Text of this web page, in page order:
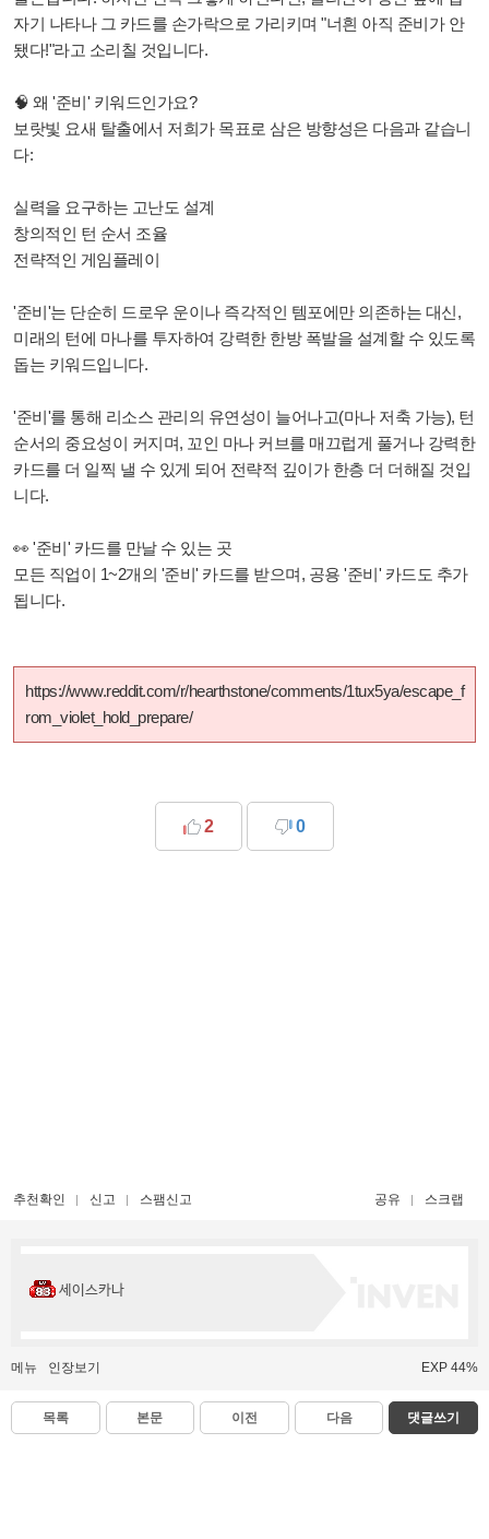
자기 나타나 그 카드를 손가락으로 가리키며 "너흰 아직 준비가 안
됐다!"라고 소리칠 것입니다.
🧠 왜 '준비' 키워드인가요?
보랏빛 요새 탈출에서 저희가 목표로 삼은 방향성은 다음과 같습니
다:
실력을 요구하는 고난도 설계
창의적인 턴 순서 조율
전략적인 게임플레이
'준비'는 단순히 드로우 운이나 즉각적인 템포에만 의존하는 대신,
미래의 턴에 마나를 투자하여 강력한 한방 폭발을 설계할 수 있도록
돕는 키워드입니다.
'준비'를 통해 리소스 관리의 유연성이 늘어나고(마나 저축 가능), 턴
순서의 중요성이 커지며, 꼬인 마나 커브를 매끄럽게 풀거나 강력한
카드를 더 일찍 낼 수 있게 되어 전략적 깊이가 한층 더 더해질 것입
니다.
👀 '준비' 카드를 만날 수 있는 곳
모든 직업이 1~2개의 '준비' 카드를 받으며, 공용 '준비' 카드도 추가
됩니다.
https://www.reddit.com/r/hearthstone/comments/1tux5ya/escape_f
rom_violet_hold_prepare/
2 0
추천확인 신고 스팸신고 공유 스크랩
세이스카나
메뉴 인장보기 EXP 44%
목록 본문 이전 다음 댓글쓰기